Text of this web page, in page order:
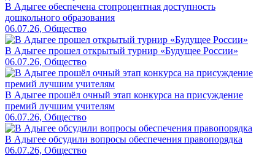
В Адыгее обеспечена стопроцентная доступность
дошкольного образования
06.07.26, Общество
В Адыгее прошел открытый турнир «Будущее России»
06.07.26, Общество
В Адыгее прошёл очный этап конкурса на присуждение
премий лучшим учителям
06.07.26, Общество
В Адыгее обсудили вопросы обеспечения правопорядка
06.07.26, Общество